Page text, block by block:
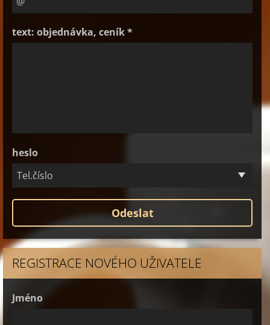
text: objednávka, ceník *
heslo
Tel.číslo
REGISTRACE NOVÉHO UŽIVATELE
Jméno